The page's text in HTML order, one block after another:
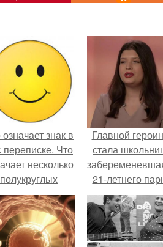
знак в
переписке. Что
несколько
полукруглых
в конце
Главной
стала
21-летнего